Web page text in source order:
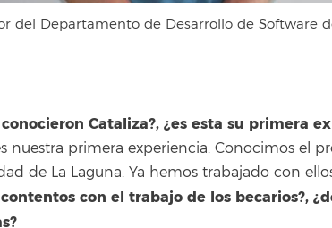
del Departamento de Desarrollo de Software
conocieron Cataliza?, ¿es esta su primera
nuestra primera experiencia. Conocimos el
de La Laguna. Ya hemos trabajado con
contentos con el trabajo de los becarios?,